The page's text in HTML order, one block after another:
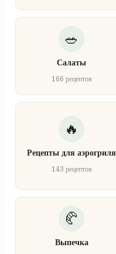
Салаты
166 рецептов
Рецепты для аэрогриля
143 рецептов
Выпечка